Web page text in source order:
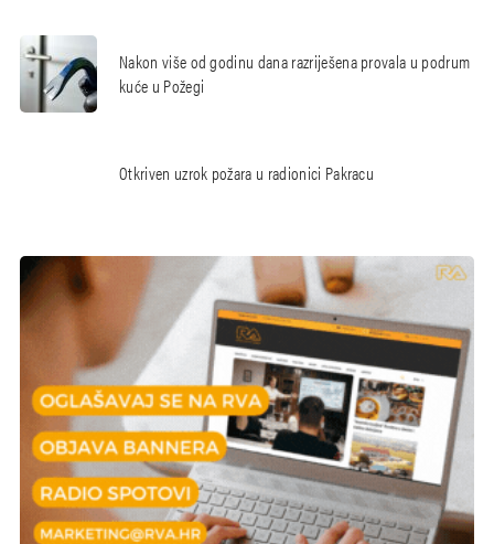
Nakon više od godinu dana razriješena provala u podrum
kuće u Požegi
Otkriven uzrok požara u radionici Pakracu